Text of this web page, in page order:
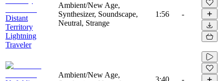
Distant
Territory
Lightning
Traveler
Ambient/New Age,
Synthesizer, Soundscape,
Neutral, Strange
1:56 -
Ambient/New Age,
3:40 -